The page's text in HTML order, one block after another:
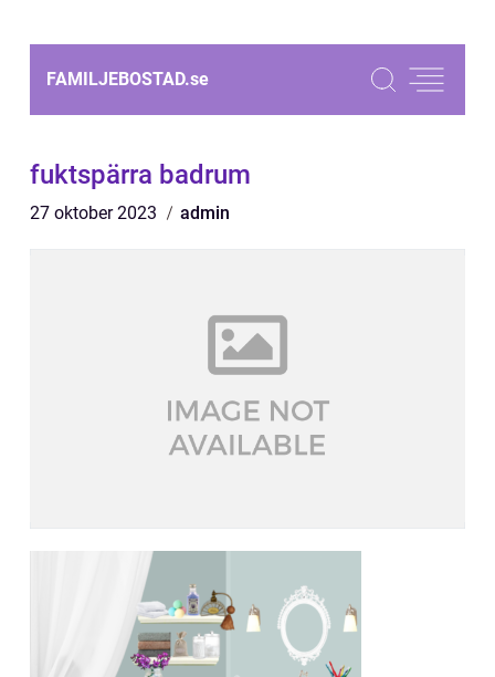
FAMILJEBOSTAD.se
fuktspärra badrum
27 oktober 2023 admin